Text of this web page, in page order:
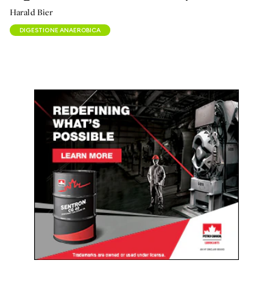
Harald Bier
DIGESTIONE ANAEROBICA